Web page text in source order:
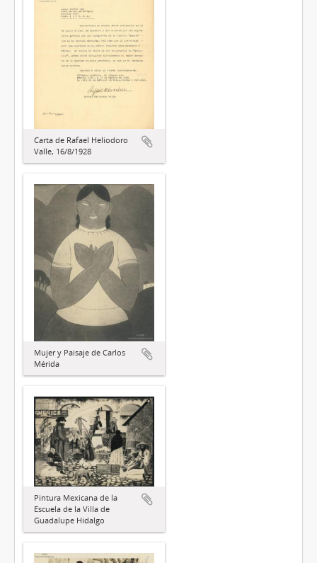
Carta de Rafael Heliodoro
Valle, 16/8/1928
Mujer y Paisaje de Carlos
Mérida
Pintura Mexicana de la
Escuela de la Villa de
Guadalupe Hidalgo